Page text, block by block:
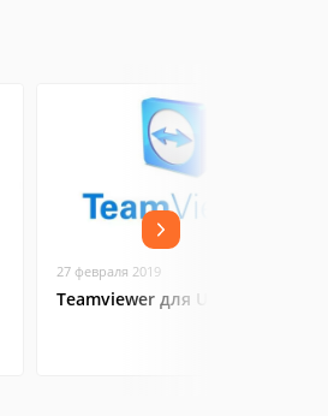
27 февраля 2019
Teamviewer для Ubuntu